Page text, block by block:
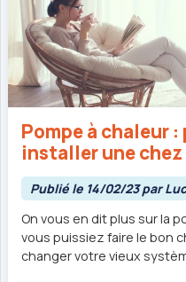
Pompe à chaleur
installer une chez
Publié le 14/02/23 par
On vous en dit plus sur la
vous puissiez faire le bon
changer votre vieux